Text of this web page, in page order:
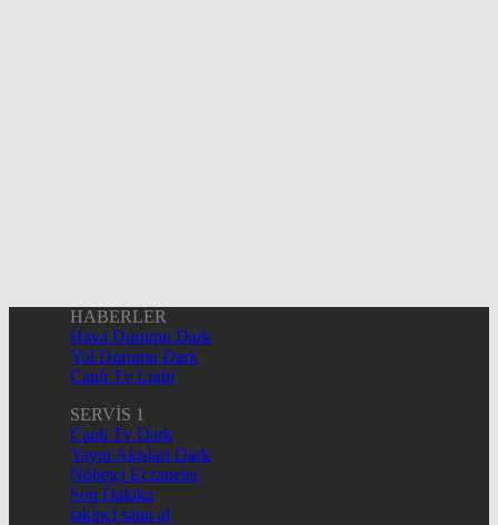
HABERLER
Hava Durumu Dark
Yol Durumu Dark
Canlı Tv Light
SERVİS 1
Canlı Tv Dark
Yayın Akışları Dark
Nöbetçi Eczaneler
Son Dakika
takipçi satın al